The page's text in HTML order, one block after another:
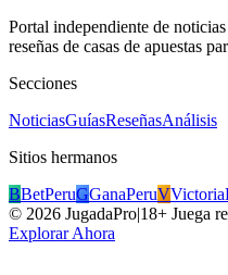
Portal independiente de
reseñas de casas de apuestas
Secciones
NoticiasGuíasReseñasAnálisis
Sitios hermanos
BBetPeruGGanaPeruV
© 2026 JugadaPro|18+ Juega
Explorar Ahora